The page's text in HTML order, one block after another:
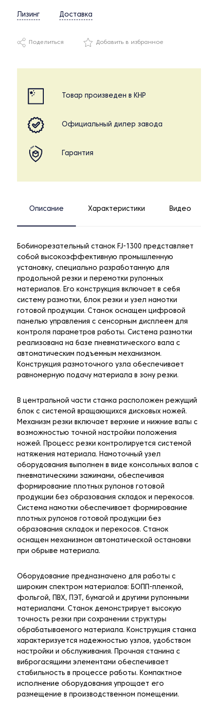
Лизинг Доставка
Поделиться Добавить в избранное
Товар произведен в КНР
Официальный дилер завода
Гарантия
Описание Характеристики Видео
Бобинорезательный станок FJ-1300 представляет
собой высокоэффективную промышленную
установку, специально разработанную для
продольной резки и перемотки рулонных
материалов. Его конструкция включает в себя
систему размотки, блок резки и узел намотки
готовой продукции. Станок оснащен цифровой
панелью управления с сенсорным дисплеем для
контроля параметров работы. Система размотки
реализована на базе пневматического вала с
автоматическим подъемным механизмом.
Конструкция размоточного узла обеспечивает
равномерную подачу материала в зону резки.
В центральной части станка расположен режущий
блок с системой вращающихся дисковых ножей.
Механизм резки включает верхние и нижние валы с
возможностью точной настройки положения
ножей. Процесс резки контролируется системой
натяжения материала. Намоточный узел
оборудования выполнен в виде консольных валов с
пневматическими зажимами, обеспечивая
формирование плотных рулонов готовой
продукции без образования складок и перекосов.
Система намотки обеспечивает формирование
плотных рулонов готовой продукции без
образования складок и перекосов. Станок
оснащен механизмом автоматической остановки
при обрыве материала.
Оборудование предназначено для работы с
широким спектром материалов: БОПП-пленкой,
фольгой, ПВХ, ПЭТ, бумагой и другими рулонными
материалами. Станок демонстрирует высокую
точность резки при сохранении структуры
обрабатываемого материала. Конструкция станка
характеризуется надежностью узлов, удобством
настройки и обслуживания. Прочная станина с
виброгасящими элементами обеспечивает
стабильность в процессе работы. Компактное
исполнение оборудования упрощает его
размещение в производственном помещении.